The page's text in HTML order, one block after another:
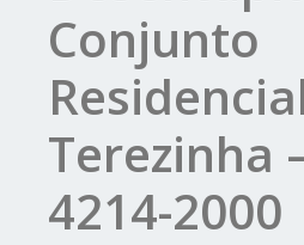
Conjunto
Terezinha
4214-2000